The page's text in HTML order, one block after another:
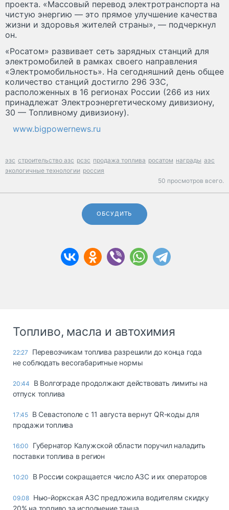
проекта. «Массовый перевод электротранспорта на
чистую энергию — это прямое улучшение качества
жизни и здоровья жителей страны», — подчеркнул
он.
«Росатом» развивает сеть зарядных станций для
электромобилей в рамках своего направления
«Электромобильность». На сегодняшний день общее
количество станций достигло 296 ЭЗС,
расположенных в 16 регионах России (266 из них
принадлежат Электроэнергетическому дивизиону,
30 — Топливному дивизиону).
www.bigpowernews.ru
эзс строительство азс рсзс продажа топлива росатом награды аэс
экологичные технологии россия
50 просмотров всего.
ОБСУДИТЬ
Топливо, масла и автохимия
22:27
Перевозчикам топлива разрешили до конца года
не соблюдать весогабаритные нормы
20:44
В Волгограде продолжают действовать лимиты на
отпуск топлива
17:45 В Севастополе с 11 августа вернут QR-коды для
продажи топлива
16:00
Губернатор Калужской области поручил наладить
поставки топлива в регион
10:20 В России сокращается число АЗС и их операторов
09.08 Нью-йоркская АЗС предложила водителям скидку
20% на топливо за исполнение танца